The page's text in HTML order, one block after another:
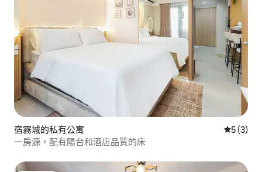
宿霧城的私有公寓 從 3 則評
5 (3)
一房源，配有陽台和酒店品質的床